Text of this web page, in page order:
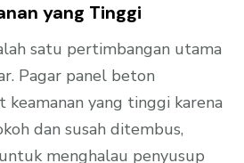
yang Tinggi
satu pertimbangan utama
Pagar panel beton
keamanan yang tinggi karena
dan susah ditembus,
menghalau penyusup